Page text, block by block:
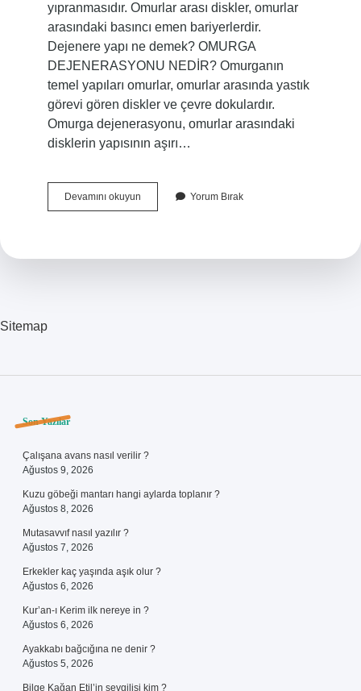
yıpranmasıdır. Omurlar arası diskler, omurlar
arasındaki basıncı emen bariyerlerdir.
Dejenere yapı ne demek? OMURGA
DEJENERASYONU NEDİR? Omurganın
temel yapıları omurlar, omurlar arasında yastık
görevi gören diskler ve çevre dokulardır.
Omurga dejenerasyonu, omurlar arasındaki
disklerin yapısının aşırı…
Devamını okuyunDejenere
Olmuş
Yorum Bırak
Sitemap
Sidebar
Son Yazılar
Çalışana avans nasıl verilir ?
Ağustos 9, 2026
Kuzu göbeği mantarı hangi aylarda toplanır ?
Ağustos 8, 2026
Mutasavvıf nasıl yazılır ?
Ağustos 7, 2026
Erkekler kaç yaşında aşık olur ?
Ağustos 6, 2026
Kur’an-ı Kerim ilk nereye in ?
Ağustos 6, 2026
Ayakkabı bağcığına ne denir ?
Ağustos 5, 2026
Bilge Kağan Etil’in sevgilisi kim ?